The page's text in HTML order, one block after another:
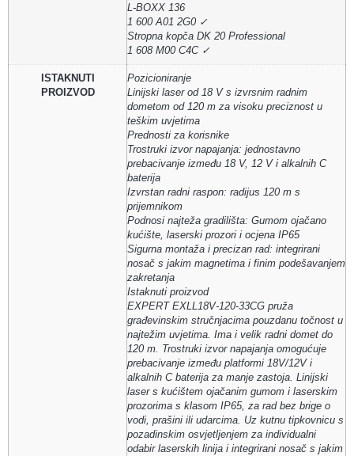
L-BOXX 136
1 600 A01 2G0 ✓
Stropna kopča DK 20 Professional
1 608 M00 C4C ✓
ISTAKNUTI
PROIZVOD
Pozicioniranje
Linijski laser od 18 V s izvrsnim radnim
dometom od 120 m za visoku preciznost u
teškim uvjetima
Prednosti za korisnike
Trostruki izvor napajanja: jednostavno
prebacivanje između 18 V, 12 V i alkalnih C
baterija
Izvrstan radni raspon: radijus 120 m s
prijemnikom
Podnosi najteža gradilišta: Gumom ojačano
kućište, laserski prozori i ocjena IP65
Sigurna montaža i precizan rad: integrirani
nosač s jakim magnetima i finim podešavanjem
zakretanja
Istaknuti proizvod
EXPERT EXLL18V-120-33CG pruža
građevinskim stručnjacima pouzdanu točnost u
najtežim uvjetima. Ima i velik radni domet do
120 m. Trostruki izvor napajanja omogućuje
prebacivanje između platformi 18V/12V i
alkalnih C baterija za manje zastoja. Linijski
laser s kućištem ojačanim gumom i laserskim
prozorima s klasom IP65, za rad bez brige o
vodi, prašini ili udarcima. Uz kutnu tipkovnicu s
pozadinskim osvjetljenjem za individualni
odabir laserskih linija i integrirani nosač s jakim